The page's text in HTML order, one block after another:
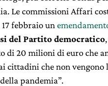
Le commissioni Affari
febbraio un
del Partito democratico
di 20 milioni di euro che
cittadini che non
pandemia”.